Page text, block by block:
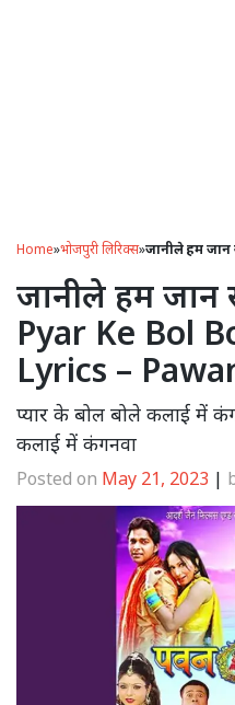
Home»भोजपुरी लिरिक्स»जानीले हम
जानीले हम जान
Pyar Ke Bol
Lyrics –
प्यार के बोल बोले कलाई में
कलाई में कंगनवा
Posted on May 21, 2023 |